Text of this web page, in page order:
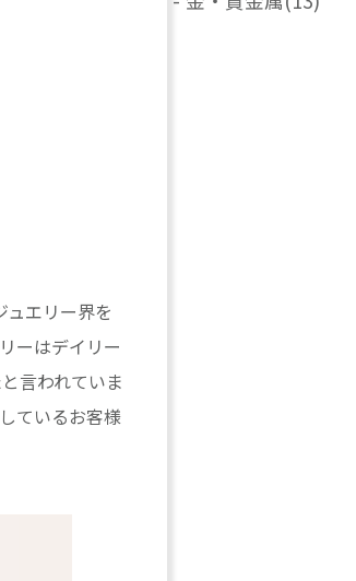
エリー界を
ーはデイリー
言われていま
ているお客様